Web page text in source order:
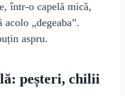
într-o capelă mică,
„degeaba”.
aspru.
peșteri, chilii